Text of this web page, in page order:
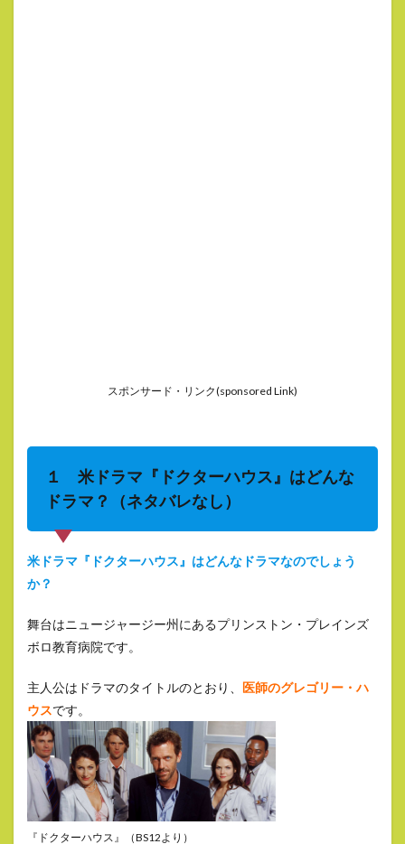
スポンサード・リンク(sponsored Link)
１ 米ドラマ『ドクターハウス』はどんな
ドラマ？（ネタバレなし）
米ドラマ『ドクターハウス』はどんなドラマなのでしょう
か？
舞台はニュージャージー州にあるプリンストン・プレインズ
ボロ教育病院です。
主人公はドラマのタイトルのとおり、 医師のグレゴリー・ハ
ウスです。
『ドクターハウス』（BS12より）